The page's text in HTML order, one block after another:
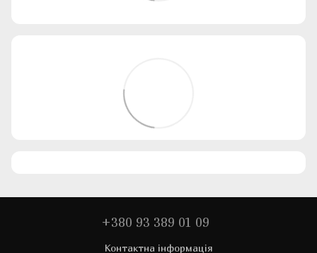
+380 93 389 01 09
Контактна інформація